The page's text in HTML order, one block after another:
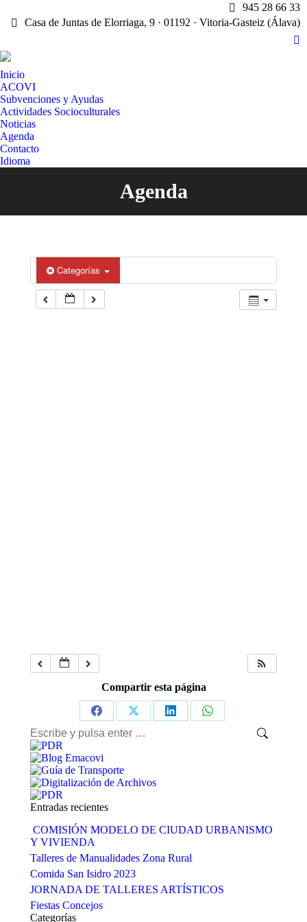
945 28 66 33
Casa de Juntas de Elorriaga, 9 · 01192 · Vitoria-Gasteiz (Álava)
X
Inicio
ACOVI
Subvenciones y Ayudas
Actividades Socioculturales
Noticias
Agenda
Contacto
Idioma
Agenda
Estás aquí:
Categorías
Compartir esta página
Share
on
Facebook
Share
on
Share
Share
Buscar:
Entradas recientes
COMISIÓN MODELO DE CIUDAD URBANISMO
Y VIVIENDA
Talleres de Manualidades Zona Rural
Comida San Isidro 2023
JORNADA DE TALLERES ARTÍSTICOS
Fiestas Concejos
Categorías